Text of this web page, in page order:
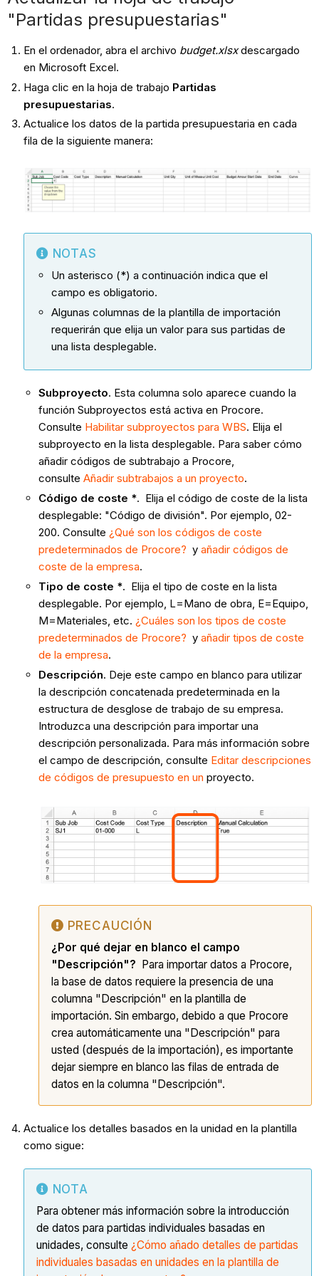
"Partidas presupuestarias"
En el ordenador, abra el archivo budget.xlsxdescargado
en Microsoft Excel.
Haga clic en la hoja de trabajo Partidas
presupuestarias.
Actualice los datos de la partida presupuestaria en cada
fila de la siguiente manera:
NOTAS
Un asterisco (*) a continuación indica que el
campo es obligatorio.
Algunas columnas de la plantilla de importación
requerirán que elija un valor para sus partidas de
una lista desplegable.
Subproyecto. Esta columna solo aparece cuando la
función Subproyectos está activa en Procore.
Consulte Habilitar subproyectos para WBS. Elija el
subproyecto en la lista desplegable. Para saber cómo
añadir códigos de subtrabajo a Procore,
consulte Añadir subtrabajos a un proyecto.
Código de coste *. Elija el código de coste de la lista
desplegable: "Código de división". Por ejemplo, 02-
200. Consulte ¿Qué son los códigos de coste
predeterminados de Procore? y añadir códigos de
coste de la empresa.
Tipo de coste *. Elija el tipo de coste en la lista
desplegable. Por ejemplo, L=Mano de obra, E=Equipo,
M=Materiales, etc. ¿Cuáles son los tipos de coste
predeterminados de Procore? y añadir tipos de coste
de la empresa.
Descripción. Deje este campo en blanco para utilizar
la descripción concatenada predeterminada en la
estructura de desglose de trabajo de su empresa.
Introduzca una descripción para importar una
descripción personalizada. Para más información sobre
el campo de descripción, consulte Editar descripciones
de códigos de presupuesto en un proyecto.
PRECAUCIÓN
¿Por qué dejar en blanco el campo
"Descripción"? Para importar datos a Procore,
la base de datos requiere la presencia de una
columna "Descripción" en la plantilla de
importación. Sin embargo, debido a que Procore
crea automáticamente una "Descripción" para
usted (después de la importación), es importante
dejar siempre en blanco las filas de entrada de
datos en la columna "Descripción".
Actualice los detalles basados en la unidad en la plantilla
como sigue:
NOTA
Para obtener más información sobre la introducción
de datos para partidas individuales basadas en
unidades, consulte ¿Cómo añado detalles de partidas
individuales basadas en unidades en la plantilla de